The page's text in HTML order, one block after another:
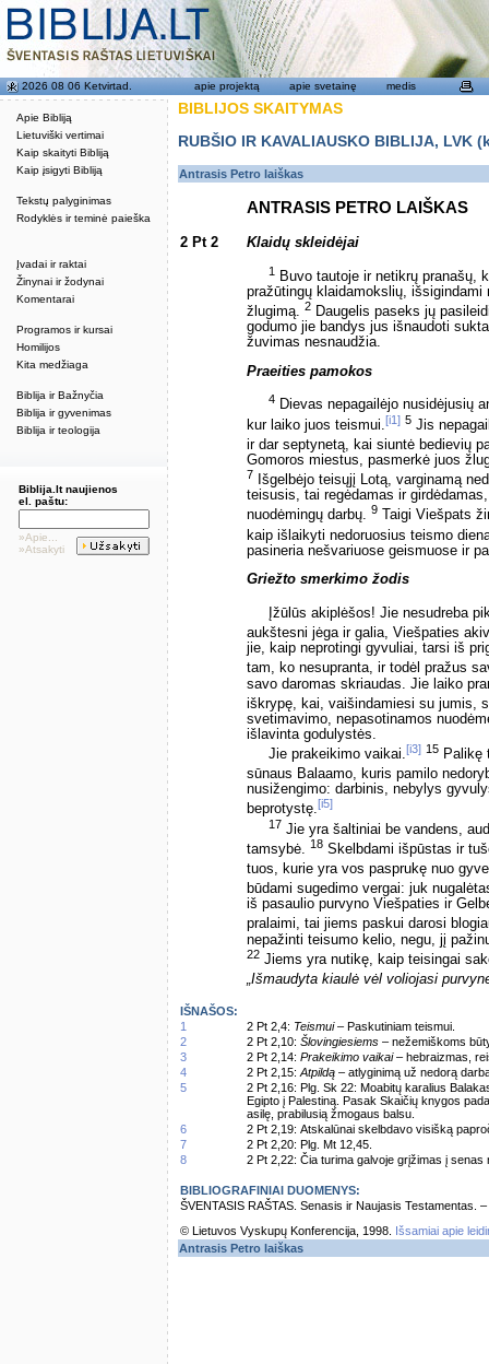
Apie Bibliją
Lietuviški vertimai
Kaip skaityti Bibliją
Kaip įsigyti Bibliją
Tekstų palyginimas
Rodyklės ir teminė paieška
Įvadai ir raktai
Žinynai ir žodynai
Komentarai
Programos ir kursai
Homilijos
Kita medžiaga
Biblija ir Bažnyčia
Biblija ir gyvenimas
Biblija ir teologija
2026 08 06 Ketvirtad. apie projektą apie svetainę medis
Biblija.lt naujienos
el. paštu:
»Apie...
»Atsakyti
BIBLIJOS SKAITYMAS
RUBŠIO IR KAVALIAUSKO BIBLIJA,
Antrasis Petro laiškas
ANTRASIS PETRO LAIŠKAS
2 Pt 2 Klaidų skleidėjai
1
Buvo tautoje ir netikrų pranašų,
pražūtingų klaidamokslių,
žlugimą. 2 Daugelis paseks jų
godumo jie bandys jus išnaudoti
žuvimas nesnaudžia.
Praeities pamokos
4 Dievas nepagailėjo nusidėjusių
kur laiko juos teismui.[i1] 5 Jis
ir dar septynetą, kai siuntė bedievių
Gomoros miestus, pasmerkė juos
7 Išgelbėjo teisųjį Lotą, varginamą
teisusis, tai regėdamas ir
nuodėmingų darbų. 9 Taigi Viešpats
kaip išlaikyti nedoruosius teismo
pasineria nešvariuose geismuose ir
Griežto smerkimo žodis
Įžūlūs akiplėšos! Jie nesudreba
aukštesni jėga ir galia, Viešpaties
jie, kaip neprotingi gyvuliai, tarsi iš
tam, ko nesupranta, ir todėl pražus
savo daromas skriaudas. Jie laiko
iškrypę, kai, vaišindamiesi su jumis,
svetimavimo, nepasotinamos
išlavinta godulystės.
Jie prakeikimo vaikai.[i3] 15 Palikę
sūnaus Balaamo, kuris pamilo
nusižengimo: darbinis, nebylys
beprotystę.[i5]
17 Jie yra šaltiniai be vandens,
tamsybė. 18 Skelbdami išpūstas ir
tuos, kurie yra vos pasprukę nuo
būdami sugedimo vergai: juk
iš pasaulio purvyno Viešpaties ir
pralaimi, tai jiems paskui darosi
nepažinti teisumo kelio, negu, jį
22 Jiems yra nutikę, kaip teisingai
„Išmaudyta kiaulė vėl voliojasi
IŠNAŠOS:
1
2 Pt 2,4: Teismui– Paskutiniam teismui.
2
2 Pt 2,10: Šlovingiesiems – nežemiškoms
3
2 Pt 2,14: Prakeikimo vaikai– hebraizmas,
4
2 Pt 2,15: Atpildą – atlyginimą už nedorą
5
2 Pt 2,16: Plg. Sk 22: Moabitų karalius
Egipto į Palestiną. Pasak Skaičių knygos
asilę, prabilusią žmogaus balsu.
6
2 Pt 2,19: Atskalūnai skelbdavo visišką
7
2 Pt 2,20: Plg. Mt 12,45.
8
2 Pt 2,22: Čia turima galvoje grįžimas į senas
BIBLIOGRAFINIAI DUOMENYS:
ŠVENTASIS RAŠTAS. Senasis ir Naujasis Testamentas.
© Lietuvos Vyskupų Konferencija, 1998.
Išsamiai apie
Antrasis Petro laiškas